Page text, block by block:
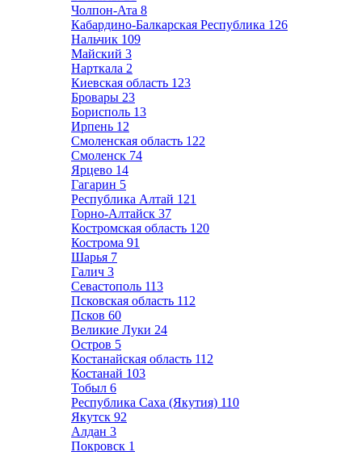
Чолпон-Ата 8
Кабардино-Балкарская Республика 126
Нальчик 109
Майский 3
Нарткала 2
Киевская область 123
Бровары 23
Борисполь 13
Ирпень 12
Смоленская область 122
Смоленск 74
Ярцево 14
Гагарин 5
Республика Алтай 121
Горно-Алтайск 37
Костромская область 120
Кострома 91
Шарья 7
Галич 3
Севастополь 113
Псковская область 112
Псков 60
Великие Луки 24
Остров 5
Костанайская область 112
Костанай 103
Тобыл 6
Республика Саха (Якутия) 110
Якутск 92
Алдан 3
Покровск 1